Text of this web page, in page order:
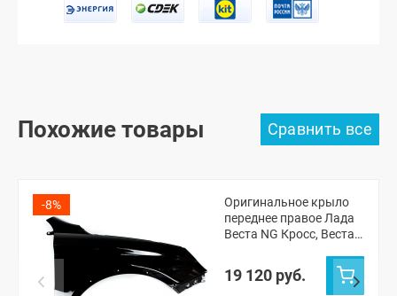
Похожие товары
-8%
Оригинальное крыло
переднее правое Лада
Веста NG Кросс, Веста
19 120 руб.